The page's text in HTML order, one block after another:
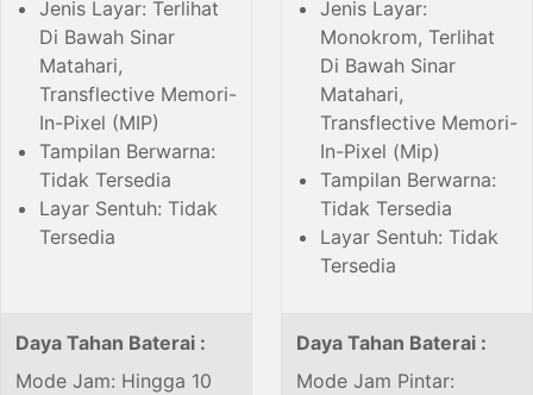
Jenis Layar: Terlihat
Di Bawah Sinar
Matahari,
Transflective Memori-
In-Pixel (MIP)
Tampilan Berwarna:
Tidak Tersedia
Layar Sentuh: Tidak
Tersedia
Jenis Layar:
Monokrom, Terlihat
Di Bawah Sinar
Matahari,
Transflective Memori-
In-Pixel (Mip)
Tampilan Berwarna:
Tidak Tersedia
Layar Sentuh: Tidak
Tersedia
Daya Tahan Baterai :
Mode Jam: Hingga 10
Daya Tahan Baterai :
Mode Jam Pintar: